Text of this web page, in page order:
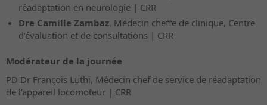
réadaptation en neurologie | CRR
Dre Camille Zambaz, Médecin cheffe de clinique, Centre
d’évaluation et de consultations | CRR
Modérateur de la journée
PD Dr François Luthi, Médecin chef de service de réadaptation
de l’appareil locomoteur | CRR